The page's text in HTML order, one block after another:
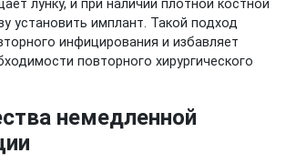
лунку, и при наличии плотной костной
установить имплант. Такой подход
инфицирования и избавляет
повторного хирургического
немедленной